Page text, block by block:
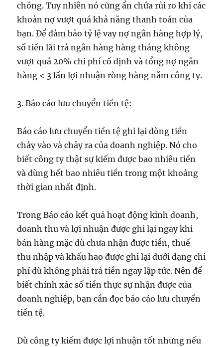
chóng. Tuy nhiên nó cũng ẩn chứa rủi ro khi các
khoản nợ vượt quá khả năng thanh toán của
bạn. Để đảm bảo tỷ lệ vay nợ ngân hàng hợp lý,
số tiền lãi trả ngân hàng hàng tháng không
vượt quá 20% chi phí cố định và tổng nợ ngân
hàng < 3 lần lợi nhuận ròng hàng năm công ty.
3. Báo cáo lưu chuyển tiền tệ:
Báo cáo lưu chuyển tiền tệ ghi lại dòng tiền
chảy vào và chảy ra của doanh nghiệp. Nó cho
biết công ty thật sự kiếm được bao nhiêu tiền
và dùng hết bao nhiêu tiền trong một khoảng
thời gian nhất định.
Trong Báo cáo kết quả hoạt động kinh doanh,
doanh thu và lợi nhuận được ghi lại ngay khi
bán hàng mặc dù chưa nhận được tiền, thuế
thu nhập và khấu hao được ghi lại dưới dạng chi
phí dù không phải trả tiền ngay lập tức. Nên để
biết chính xác số tiền thực sự nhận được của
doanh nghiệp, bạn cần đọc báo cáo lưu chuyển
tiền tệ.
Dù công ty kiếm được lợi nhuận tốt nhưng nếu